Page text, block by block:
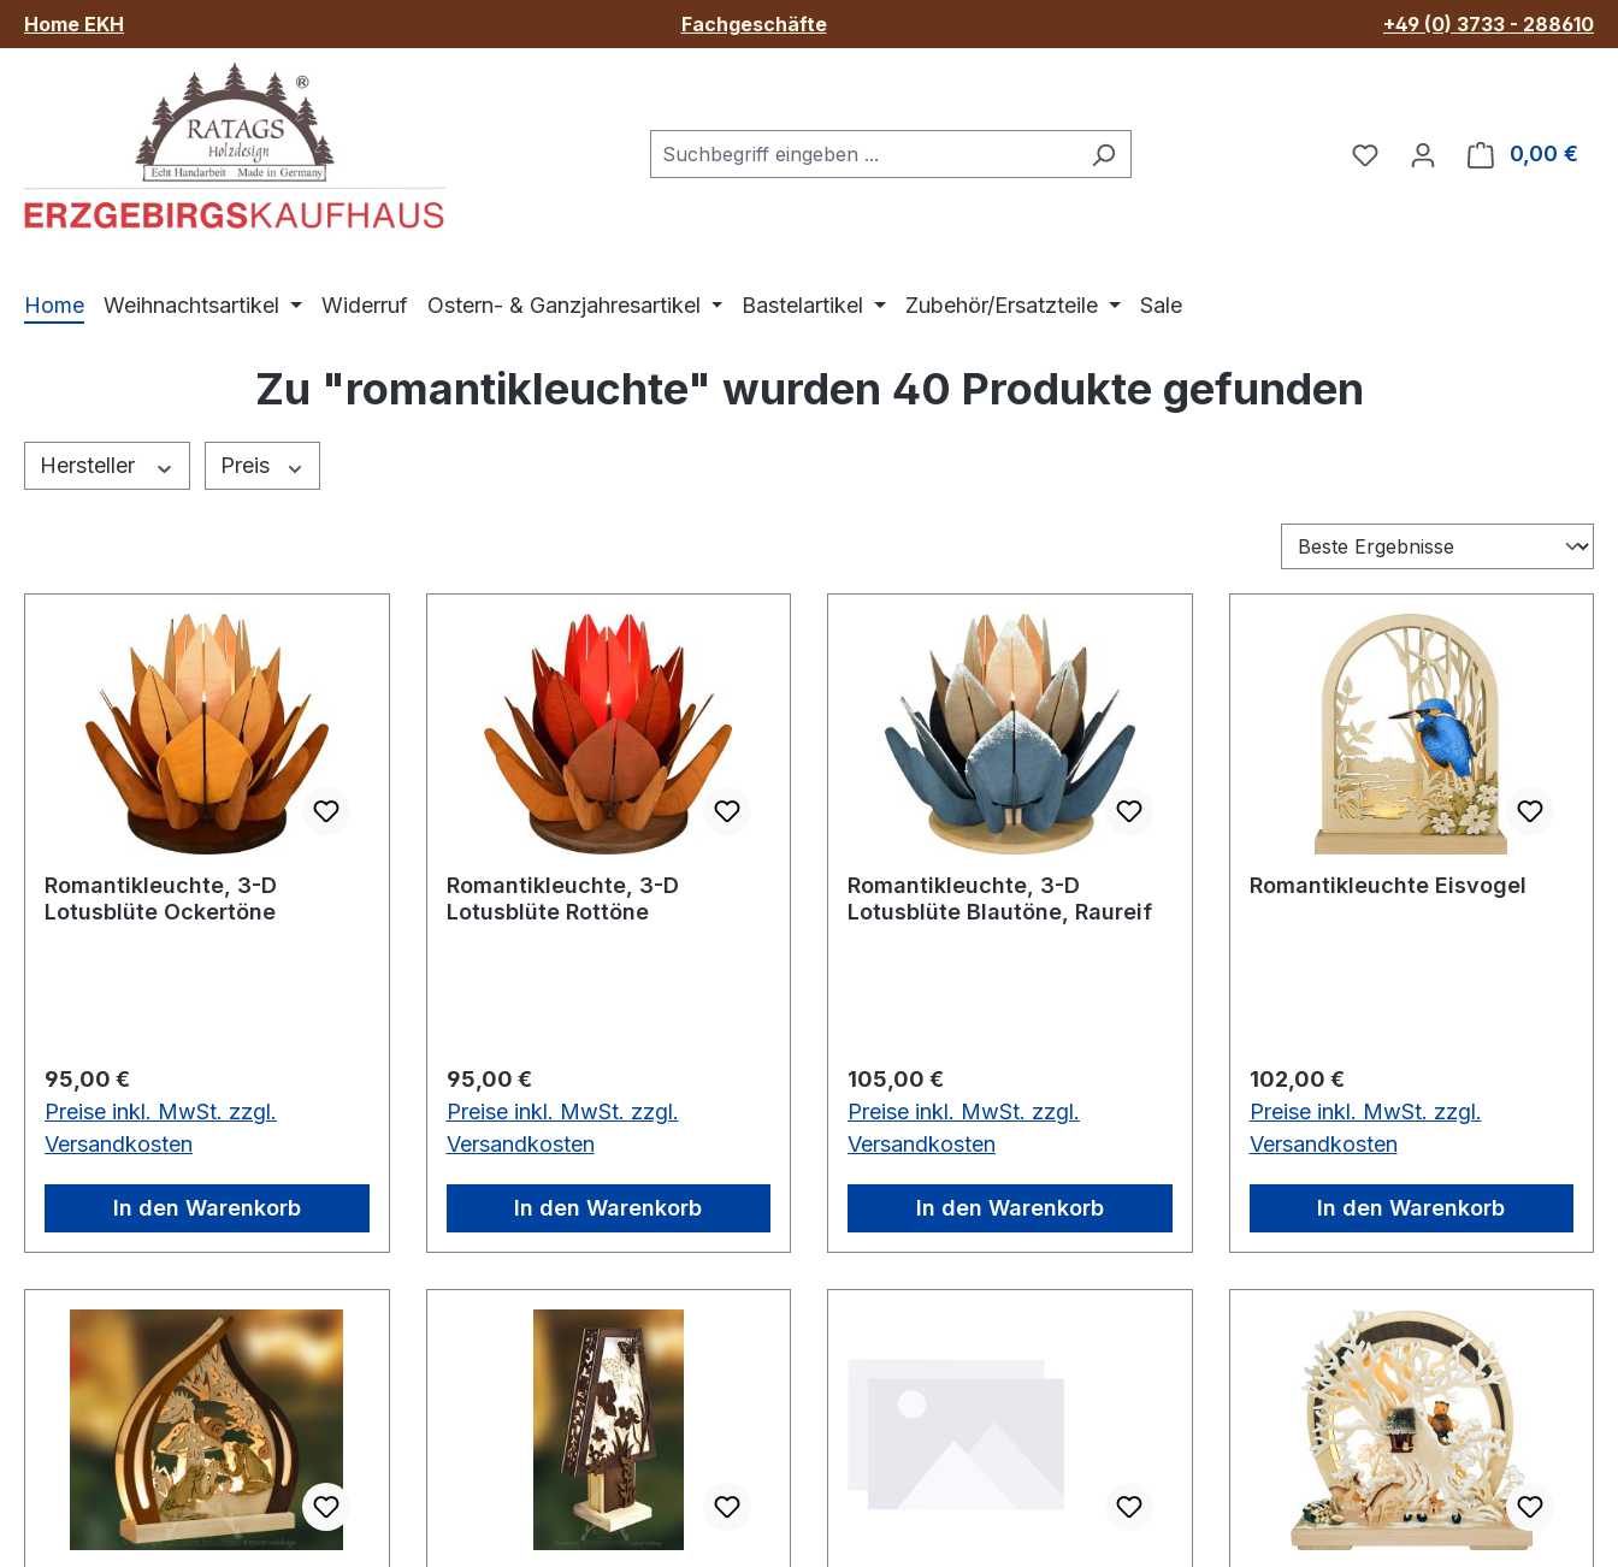
Hauptinhalt springen
Zur Suche springen
Zur Hauptnavigation springen
Home EKH Fachgeschäfte +49 (0) 3733 - 288610
Du hast 0 Produkte
0,00 €
Home Weihnachtsartikel Widerruf Ostern- & Ganzjahresartikel Bastelartikel Zubehör/Ersatzteile Sale
Zu "romantikleuchte" wurden 40 Produkte gefunden
Hersteller Preis
Romantikleuchte, 3-D
Lotusblüte Ockertöne
Regulärer Preis:
95,00 €
Preise inkl. MwSt. zzgl.
Versandkosten
In den Warenkorb
Romantikleuchte, 3-D
Lotusblüte Rottöne
Regulärer Preis:
95,00 €
Preise inkl. MwSt. zzgl.
Versandkosten
In den Warenkorb
Romantikleuchte, 3-D
Lotusblüte Blautöne, Raureif
Regulärer Preis:
105,00 €
Preise inkl. MwSt. zzgl.
Versandkosten
In den Warenkorb
Romantikleuchte Eisvogel
Regulärer Preis:
102,00 €
Preise inkl. MwSt. zzgl.
Versandkosten
In den Warenkorb